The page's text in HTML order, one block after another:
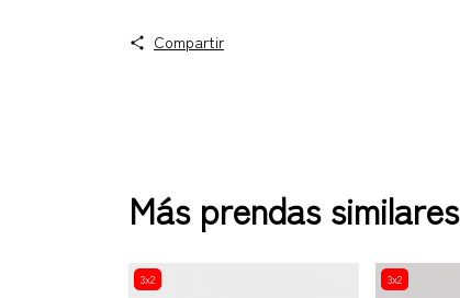
Compartir
Más prendas similares
3x2 3x2